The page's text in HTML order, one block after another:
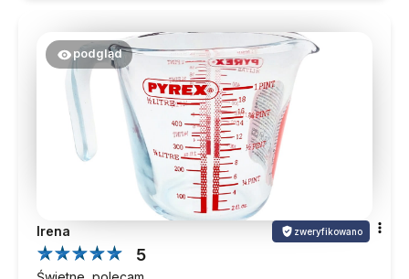
podgląd
Irena zweryfikowano
5